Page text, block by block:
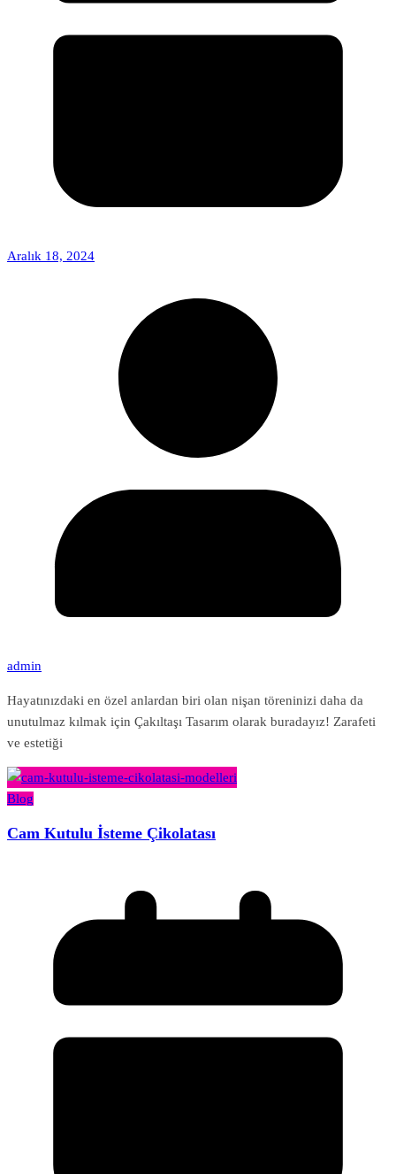
Aralık 18, 2024
admin
Hayatınızdaki en özel anlardan biri olan nişan töreninizi daha da
unutulmaz kılmak için Çakıltaşı Tasarım olarak buradayız! Zarafeti
ve estetiği
Blog
Cam Kutulu İsteme Çikolatası